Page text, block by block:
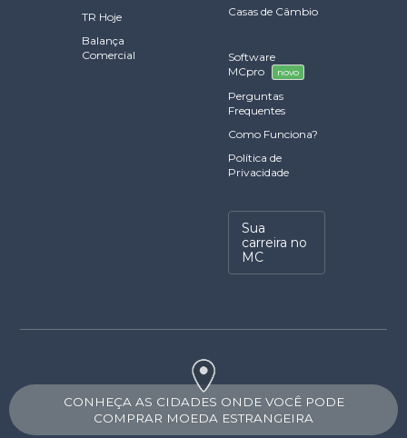
TR Hoje
Balança
Comercial
Casas de Câmbio
Software
MCpro
novo
Perguntas
Frequentes
Como Funciona?
Política de
Privacidade
Sua
carreira no
MC
CONHEÇA AS CIDADES ONDE VOCÊ PODE
COMPRAR MOEDA ESTRANGEIRA